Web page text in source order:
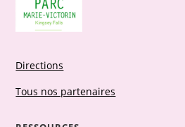
Directions
Tous nos partenaires